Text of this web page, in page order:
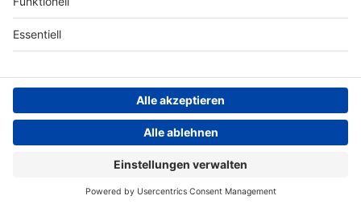
BAYERN
Datenschutz­erklärung
einstellungen
Persönliche Datenkontrolle
ANTENNE BAYERN Live